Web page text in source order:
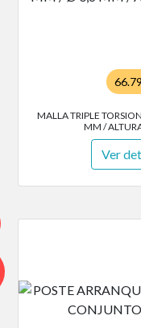
MALLA TRIPLE
MM /
Ver